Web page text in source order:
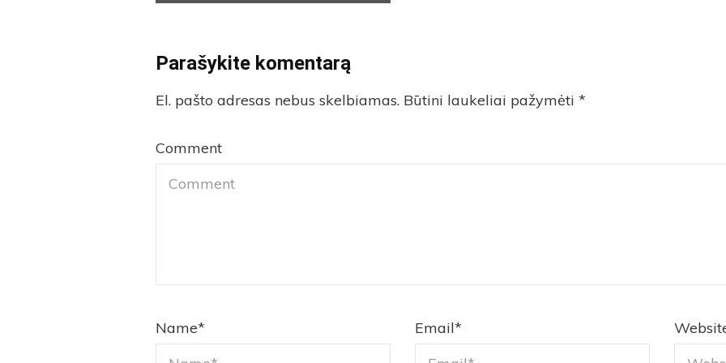
Parašykite komentarą
El. pašto adresas nebus skelbiamas. Būtini laukeliai pažymėti *
Comment
Name* Email*